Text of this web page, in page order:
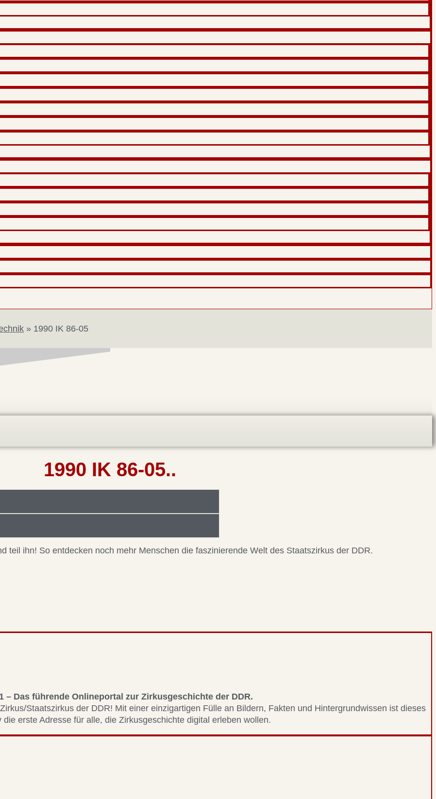
» 1990 IK 86-05
1990 IK 86-05..
teil ihn! So entdecken noch mehr Menschen die faszinierende Welt des Staatszirkus der DDR.
– Das führende Onlineportal zur Zirkusgeschichte der DDR.
Staatszirkus der DDR! Mit einer einzigartigen Fülle an Bildern, Fakten und Hintergrundwissen ist dieses
die erste Adresse für alle, die Zirkusgeschichte digital erleben wollen.